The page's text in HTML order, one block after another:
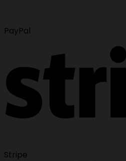
PayPal
Stripe